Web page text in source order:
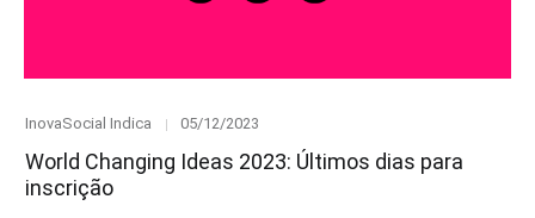
Category
InovaSocial Indica
Posted
05/12/2023
World Changing Ideas 2023: Últimos dias para
inscrição